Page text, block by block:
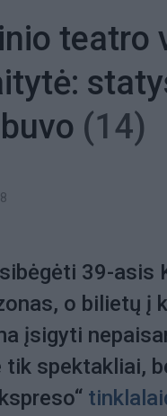
teatro
(14)
39-asis
o bilietų į
įsigyti
tik spektakliai,